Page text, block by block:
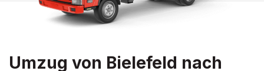
Umzug von Bielefeld nach